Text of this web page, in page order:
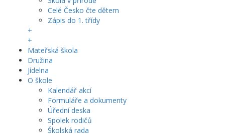
Celé Česko čte dětem
Zápis do 1. třídy
+
+
Mateřská škola
Družina
Jídelna
O škole
Kalendář akcí
Formuláře a dokumenty
Úřední deska
Spolek rodičů
Školská rada